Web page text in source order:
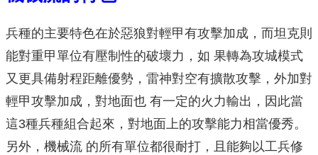
兵種的主要特色在於惡狼對輕甲有攻擊加成，而坦克則
能對重甲單位有壓制性的破壞力，如 果轉為攻城模式
又更具備射程距離優勢，雷神對空有擴散攻擊，外加對
輕甲攻擊加成，對地面也 有一定的火力輸出，因此當
這3種兵種組合起來，對地面上的攻擊能力相當優秀。
另外，機械流 的所有單位都很耐打，且能夠以工兵修